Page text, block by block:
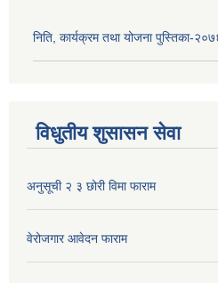
निति, कार्यक्रम तथा योजना पुस्तिका-
विधुतीय शुसासन सेवा
अनुसूची २ ३ छोरी विमा फाराम
वेरोजगार आवेदन फाराम